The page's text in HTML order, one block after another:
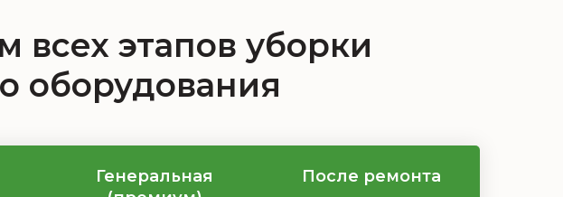
всех этапов уборки
оборудования
Генеральная
После ремонта